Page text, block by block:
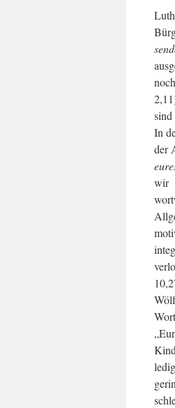
In
der
wir